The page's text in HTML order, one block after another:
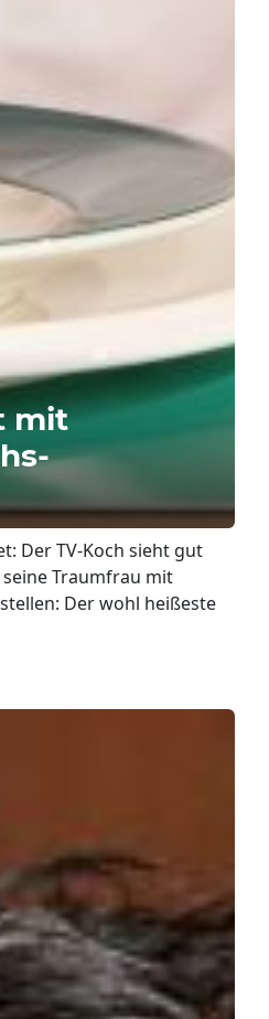
mit
Der TV-Koch sieht gut
Traumfrau mit
Der wohl heißeste